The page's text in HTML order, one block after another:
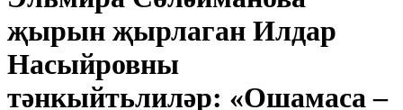
җырын җырлаган Илдар
Насыйровны
тәнкыйтьлиләр: «Ошамаса –